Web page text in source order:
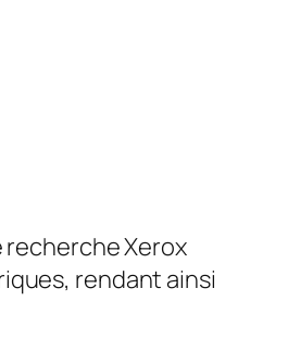
recherche Xerox
rendant ainsi